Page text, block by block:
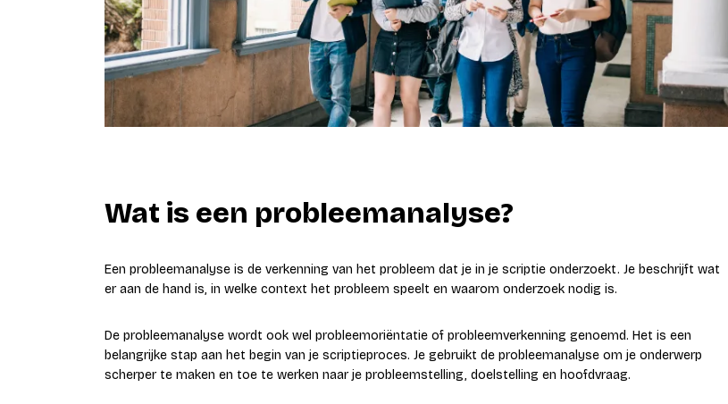
Wat is een probleemanalyse?
Een probleemanalyse is de verkenning van het probleem dat je in je scriptie onderzoekt. Je beschrijft wat
er aan de hand is, in welke context het probleem speelt en waarom onderzoek nodig is.
De probleemanalyse wordt ook wel probleemoriëntatie of probleemverkenning genoemd. Het is een
belangrijke stap aan het begin van je scriptieproces. Je gebruikt de probleemanalyse om je onderwerp
scherper te maken en toe te werken naar je probleemstelling, doelstelling en hoofdvraag.